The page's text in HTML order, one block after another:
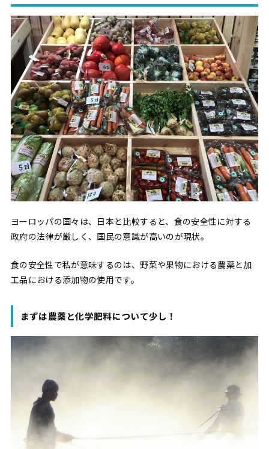
ヨーロッパの国々は、日本と比較すると、食の安全性に対する
政府の法律が厳しく、国民の意識が高いのが現状。
食の安全性で私が意味するのは、野菜や果物における農薬と加
工品における添加物の使用です。
まずは農薬と化学肥料について少し！